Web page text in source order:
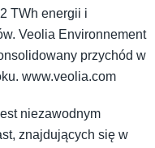
TWh energii i
Veolia Environnement
przychód w
www.veolia.com
niezawodnym
znajdujących się w